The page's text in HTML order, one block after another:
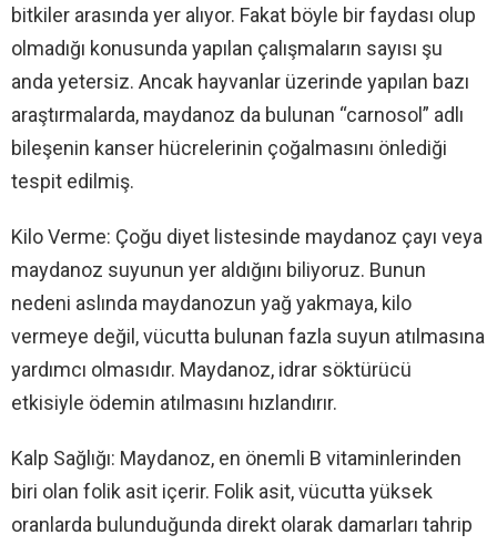
bitkiler arasında yer alıyor. Fakat böyle bir faydası olup
olmadığı konusunda yapılan çalışmaların sayısı şu
anda yetersiz. Ancak hayvanlar üzerinde yapılan bazı
araştırmalarda, maydanoz da bulunan “carnosol” adlı
bileşenin kanser hücrelerinin çoğalmasını önlediği
tespit edilmiş.
Kilo Verme: Çoğu diyet listesinde maydanoz çayı veya
maydanoz suyunun yer aldığını biliyoruz. Bunun
nedeni aslında maydanozun yağ yakmaya, kilo
vermeye değil, vücutta bulunan fazla suyun atılmasına
yardımcı olmasıdır. Maydanoz, idrar söktürücü
etkisiyle ödemin atılmasını hızlandırır.
Kalp Sağlığı: Maydanoz, en önemli B vitaminlerinden
biri olan folik asit içerir. Folik asit, vücutta yüksek
oranlarda bulunduğunda direkt olarak damarları tahrip